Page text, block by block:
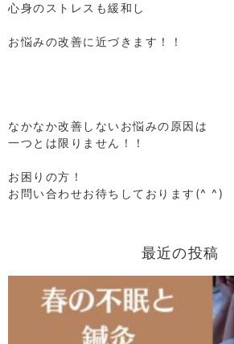
心身のストレスも緩和し
お悩みの改善に近づきます！！
なかなか改善しないお悩みの原因は
一つとは限りません！！
お困りの方！
お問い合わせお待ちしております(^ ^)
最近の投稿